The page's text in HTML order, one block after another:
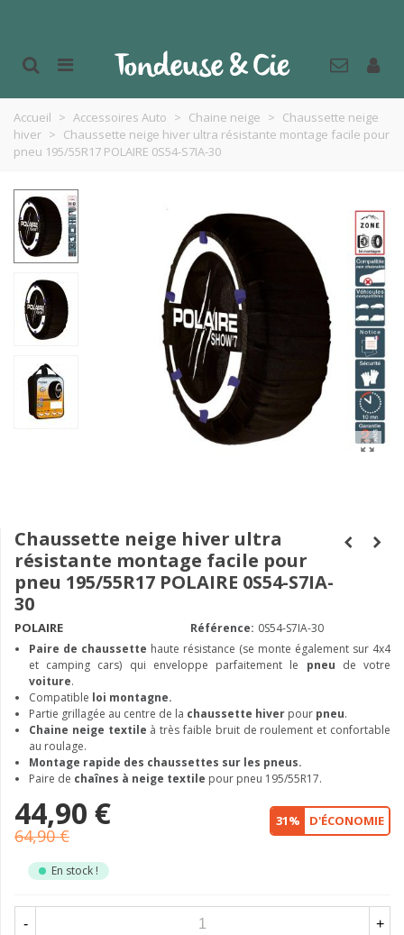
Accueil > Accessoires Auto > Chaine neige > Chaussette neige
hiver > Chaussette neige hiver ultra résistante montage facile pour
pneu 195/55R17 POLAIRE 0S54-S7IA-30
Chaussette neige hiver ultra
résistante montage facile pour
pneu 195/55R17 POLAIRE 0S54-S7IA-
30
POLAIRE Référence: 0S54-S7IA-30
Paire de chaussette haute résistance (se monte également sur 4x4
et camping cars) qui enveloppe parfaitement le pneu de votre
voiture.
Compatible loi montagne.
Partie grillagée au centre de la chaussette hiver pour pneu.
Chaine neige textile à très faible bruit de roulement et confortable
au roulage.
Montage rapide des chaussettes sur les pneus.
Paire de chaînes à neige textile pour pneu 195/55R17.
44,90 €
64,90 €
31% D'ÉCONOMIE
En stock !
- +